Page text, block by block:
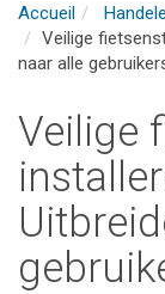
Accueil
Veilige
naar alle
Veilige